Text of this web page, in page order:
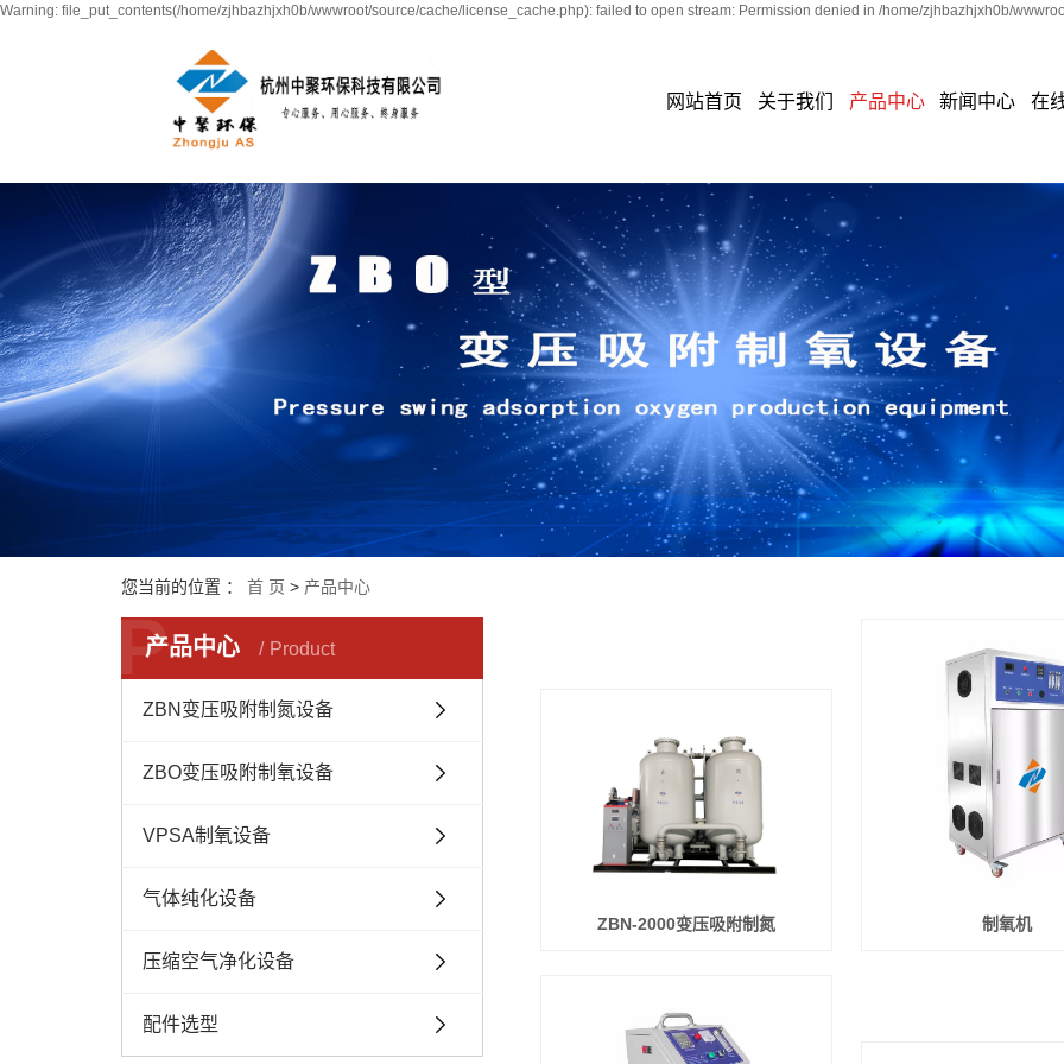
Warning: file_put_contents(/home/zjhbazhjxh0b/wwwroot/source/cache/license_cache.php): failed to open stream: Permission denied in /home/zjhbazhjxh0b/
网站首页 关于我们 产品中心 新闻中心 在
您当前的位置 ： 首 页 > 产品中心
产品中心 Product
P
ZBN变压吸附制氮设备
ZBO变压吸附制氧设备
VPSA制氧设备
气体纯化设备
压缩空气净化设备
配件选型
ZBN-2000变压吸附制氮 制氧机